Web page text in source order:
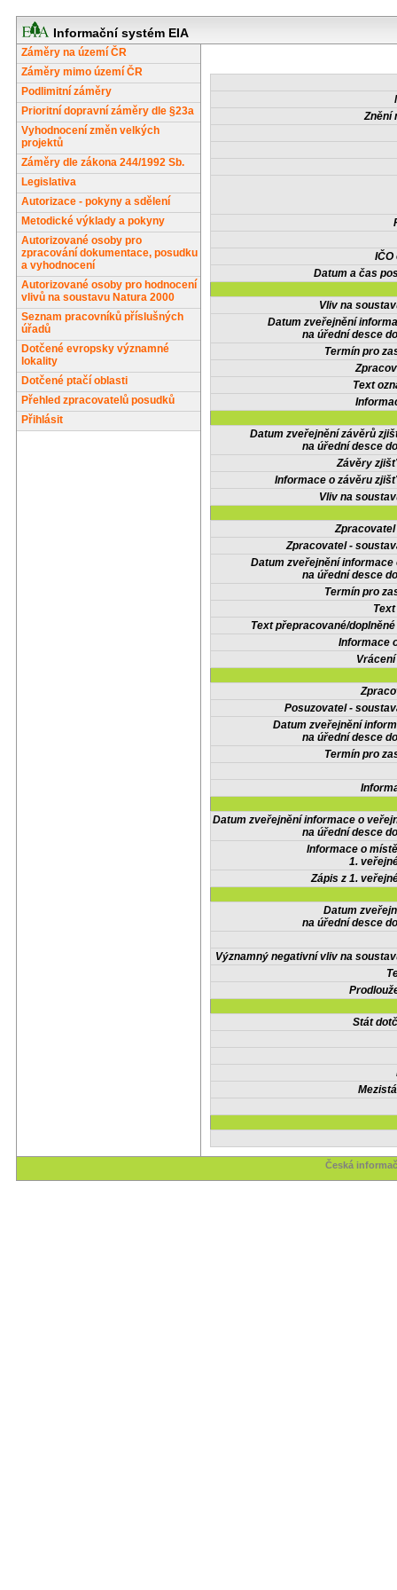
Informační systém EIA
Záměry na území ČR
Záměry mimo území ČR
Podlimitní záměry
Prioritní dopravní záměry dle §23a
Vyhodnocení změn velkých
projektů
Záměry dle zákona 244/1992 Sb.
Legislativa
Autorizace - pokyny a sdělení
Metodické výklady a pokyny
Autorizované osoby pro
zpracování dokumentace, posudku
a vyhodnocení
Autorizované osoby pro hodnocení
vlivů na soustavu Natura 2000
Seznam pracovníků příslušných
úřadů
Dotčené evropsky významné
lokality
Dotčené ptačí oblasti
Přehled zpracovatelů posudků
Přihlásit
Znění
IČO
Datum a čas
Vliv na
Datum zveřejnění
na úřední desce
Termín pro
Text
Datum zveřejnění závěrů
na úřední desce
Závěry
Informace o závěru
Vliv na
Zpracovatel -
Datum zveřejnění informace
na úřední desce
Termín pro
Text přepracované/
Informace
Posuzovatel -
Datum zveřejnění
na úřední desce
Termín pro
Datum zveřejnění informace o
na úřední desce
Informace o
1.
Zápis z 1.
Datum
na úřední desce
Významný negativní vliv na
Stát
Česká